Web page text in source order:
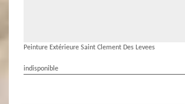
Peinture Extérieure Saint Clement Des Levees
indisponible